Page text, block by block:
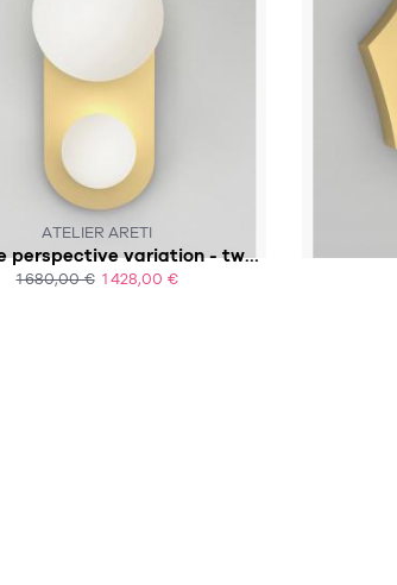
ATELIER ARETI
Applique perspective variation - two globes rounded
1 680,00 € 1 428,00 €
SOUS 7-12 SEMAINES